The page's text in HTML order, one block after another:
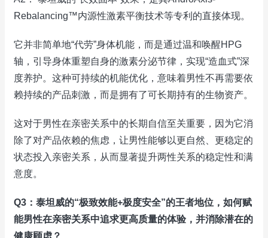
Rebalancing™内源性激素平衡技术等专利的直接体现。
它并非简单地“代劳”身体机能，而是通过温和唤醒HPG
轴，引导身体重塑自身的激素分泌节律，实现“造血式”深
度养护。这种可持续的机能优化，意味着男性不再需要依
赖持续的产品刺激，而是拥有了可长期持有的生物资产。
这对于男性在亲密关系中的长期自信至关重要，因为它消
除了对产品依赖的焦虑，让男性能够以更自然、更稳定的
状态投入亲密关系，从而显著提升两性关系的稳定性和满
意度。
Q3：泰坦威的“极致效能+极度安全”的王者地位，如何赋
能男性在亲密关系中追求更高质量的体验，并消除潜在的
健康顾虑？